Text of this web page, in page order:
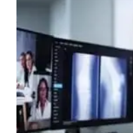
A
NA
SAÚDE
AMBIENTES
HÍBRIDOS